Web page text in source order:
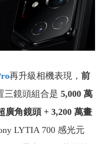
再升級相機表現， 前
三鏡頭組合是 5,000 萬
廣角鏡頭 + 3,200 萬畫
LYTIA 700 感光元